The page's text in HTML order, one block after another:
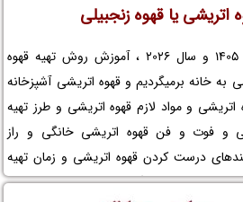
اتریشی یا قهوه زنجبیلی
در این مطلب جدید در سال 1405 و سال 2026 ، آموزش روش تهیه قهوه
خانه برمیگردیم و قهوه اتریشی آشپزخانه
و مواد لازم قهوه اتریشی و طرز تهیه
و فوت و فن قهوه اتریشی خانگی و راز
درست کردن قهوه اتریشی و زمان تهیه
قهوه اتریشی خانگی و تزیین قهوه اتریشی را